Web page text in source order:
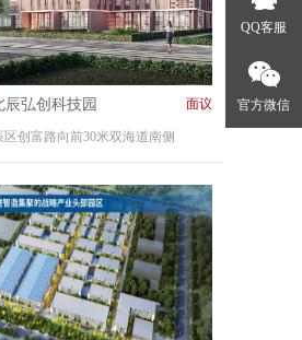
面议
辰弘创科技园
区创富路向前30米双海道南侧
QQ客服
官方微信